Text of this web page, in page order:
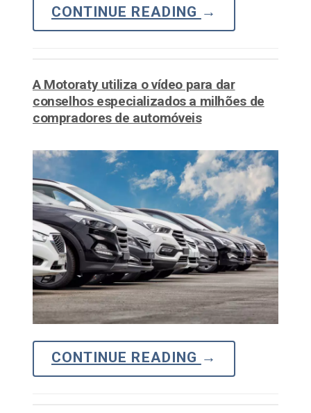
CONTINUE READING →
A Motoraty utiliza o vídeo para dar
conselhos especializados a milhões de
compradores de automóveis
CONTINUE READING →